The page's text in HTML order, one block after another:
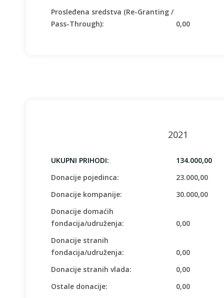
Prosleđena sredstva (Re-Granting /
Pass-Through):
0,00
2021
UKUPNI PRIHODI:
134.000,00
Donacije pojedinca:
23.000,00
Donacije kompanije:
30.000,00
Donacije domaćih
fondacija/udruženja:
0,00
Donacije stranih
fondacija/udruženja:
0,00
Donacije stranih vlada:
0,00
Ostale donacije:
0,00